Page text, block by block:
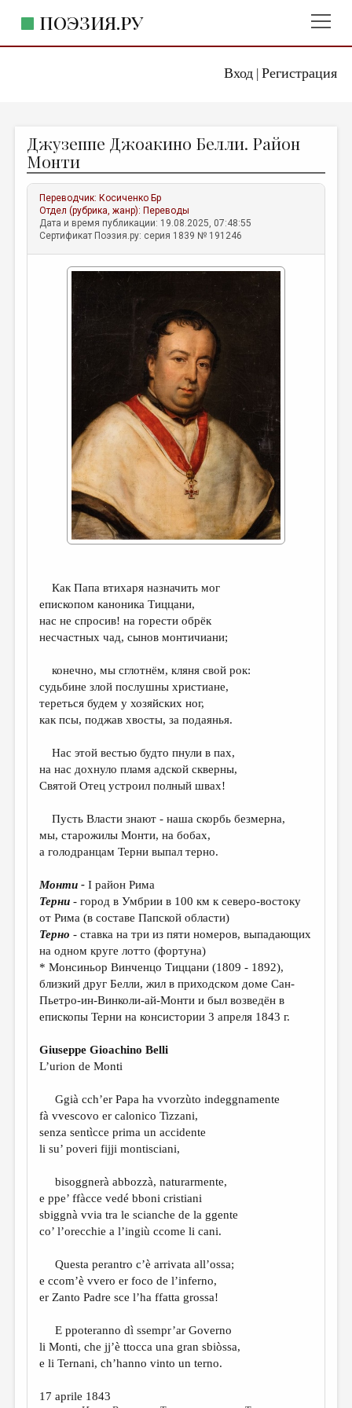
Вход| Регистрация
ПОЭЗИЯ.РУ
ЖАНРЫ
АВТОРЫ
КОММЕНТАРИИ
ЛИТСАЛОН
ПРАВИЛА САЙТА
ИЗБРАННОЕ
ДАЙДЖЕСТ
ПРОИЗВЕДЕНИЯ
ПЕРЕВОДЫ
КОНКУРСЫ
ДЕТСКАЯ КОМНАТА
КНИЖНАЯ ПОЛКА
ОБЗОР ЛИТЕРАТУРЫ
ОБЪЯВЛЕНИЯ
КОЛОНКА РЕДАКТОРА
ОТ РЕДАКЦИИ
МАЛАЯ ПРОЗА
ЛИТЕРАТУРОВЕДЕНИЕ
КУЛЬТУРОВЕДЕНИЕ
ПУБЛИЦИСТИКА
РЕЦЕНЗИРОВАНИЕ
ТРЕДИАКОВСКИЙ
МЕДИА
ВКОНТАКТЕ
Джузеппе Джоакино Белли. Район
Монти
Переводчик: Косиченко Бр
Отдел (рубрика, жанр): Переводы
Дата и время публикации: 19.08.2025, 07:48:55
Сертификат Поэзия.ру: серия 1839 № 191246
Как Папа втихаря назначить мог
епископом каноника Тиццани,
нас не спросив! на горести обрёк
несчастных чад, сынов монтичиани;
конечно, мы сглотнём, кляня свой рок:
судьбине злой послушны христиане,
тереться будем у хозяйских ног,
как псы, поджав хвосты, за подаянья.
Нас этой вестью будто пнули в пах,
на нас дохнуло пламя адской скверны,
Святой Отец устроил полный швах!
Пусть Власти знают - наша скорбь безмерна,
мы, старожилы Монти, на бобах,
а голодранцам Терни выпал терно.
Монти -I район Рима
Терни - город в Умбрии в 100 км к северо-востоку
от Рима (в составе Папской области)
Терно - ставка на три из пяти номеров, выпадающих
на одном круге лотто (фортуна)
* Монсиньор Винченцо Тиццани (1809 - 1892),
близкий друг Белли, жил в приходском доме Сан-
Пьетро-ин-Винколи-ай-Монти и был возведён в
епископы Терни на консистории 3 апреля 1843 г.
Giuseppe Gioachino Belli
L’urion de Monti
Ggià cch’er Papa ha vvorzùto indeggnamente
fà vvescovo er calonico Tizzani,
senza sentìcce prima un accidente
li su’ poveri fijji montisciani,
bisoggnerà abbozzà, naturarmente,
e ppe’ ffàcce vedé bboni cristiani
sbiggnà vvia tra le scianche de la ggente
co’ l’orecchie a l’ingiù ccome li cani.
Questa perantro c’è arrivata all’ossa;
e ccom’è vvero er foco de l’inferno,
er Zanto Padre sce l’ha ffatta grossa!
E ppoteranno dì ssempr’ar Governo
li Monti, che jj’è ttocca una gran sbiòssa,
e li Ternani, ch’hanno vinto un terno.
17 aprile 1843